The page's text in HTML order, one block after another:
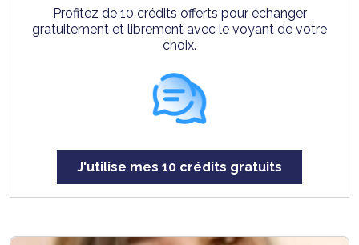
Profitez de 10 crédits offerts pour échanger
gratuitement et librement avec le voyant de votre
choix.
J'utilise mes 10 crédits gratuits